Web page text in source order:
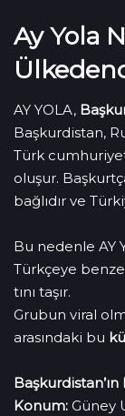
Ay Yola
AY YOLA,
Başkurdistan,
Türk
oluşur.
bağlıdır ve
Bu nedenle AY
Türkçeye
tını taşır.
Grubun viral
arasındaki bu
Konum: Güney